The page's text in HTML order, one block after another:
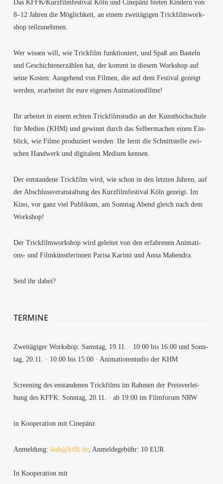
Das KFFK/Kurzfilmfestival Köln und Cine­pänz bie­ten Kin­dern von
8–12 Jah­ren die Mög­lich­keit, an einem zwei­tä­gi­gen Trick­film­work­
shop teilzunehmen.
Wer wis­sen will, wie Trick­film funk­tio­niert, und Spaß am Bas­teln
und Geschich­ten­er­zäh­len hat, der kommt in die­sem Work­shop auf
sei­ne Kos­ten: Aus­ge­hend von Fil­men, die auf dem Fes­ti­val gezeigt
wer­den, erar­bei­tet ihr eure eige­nen Animationsfilme!
Ihr arbei­tet in einem ech­ten Trick­film­stu­dio an der Kunst­hoch­schu­le
für Medi­en (KHM) und gewinnt durch das Sel­ber­ma­chen einen Ein­
blick, wie Fil­me pro­du­ziert wer­den: Ihr lernt die Schnitt­stel­le zwi­
schen Hand­werk und digi­ta­lem Medi­um kennen.
Der ent­stan­de­ne Trick­film wird, wie schon in den letz­ten Jah­ren, auf
der Abschluss­ver­an­stal­tung des Kurz­film­fes­ti­val Köln gezeigt. Im
Kino, vor ganz viel Publi­kum, am Sonn­tag Abend gleich nach dem
Workshop!
Der Trick­film­work­shop wird gelei­tet von den erfah­re­nen Ani­ma­ti­
ons- und Film­künst­le­rin­nen Pari­sa Kari­mi und Anna Mahendra.
Seid ihr dabei?
TER­MI­NE
Zwei­tä­gi­ger Work­shop: Sams­tag, 19.11. · 10:00 bis 16:00 und Sonn­
tag, 20.11. · 10:00 bis 15:00 · Ani­ma­ti­ons­stu­dio der KHM
Scree­ning des enstan­de­nen Trick­films im Rah­men der Preis­ver­lei­
hung des KFFK: Sonn­tag, 20.11. · ab 19:00 im Film­fo­rum NRW
in Koope­ra­ti­on mit Cinepänz
Anmel­dung: kids@kffk.de, Anmel­de­ge­bühr: 10 EUR
In Koope­ra­ti­on mit